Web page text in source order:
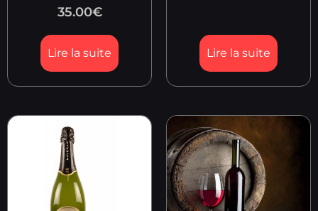
35.00€
Lire la suite Lire la suite